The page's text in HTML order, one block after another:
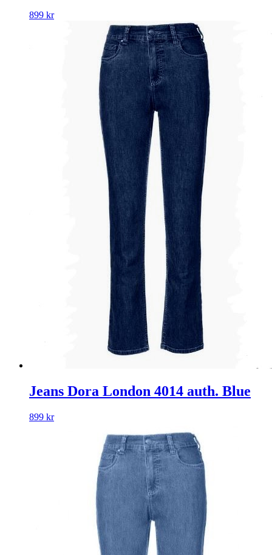
899 kr
Jeans Dora London 4014 auth. Blue
899 kr